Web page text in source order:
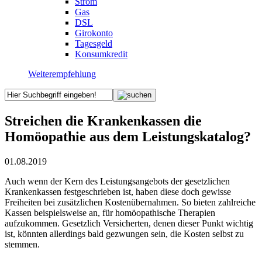
Gas
DSL
Girokonto
Tagesgeld
Konsumkredit
Weiterempfehlung
Streichen die Krankenkassen die
Homöopathie aus dem Leistungskatalog?
01.08.2019
Auch wenn der Kern des Leistungsangebots der gesetzlichen
Krankenkassen festgeschrieben ist, haben diese doch gewisse
Freiheiten bei zusätzlichen Kostenübernahmen. So bieten zahlreiche
Kassen beispielsweise an, für homöopathische Therapien
aufzukommen. Gesetzlich Versicherten, denen dieser Punkt wichtig
ist, könnten allerdings bald gezwungen sein, die Kosten selbst zu
stemmen.